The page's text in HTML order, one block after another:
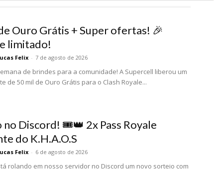
Ouro Grátis + Super ofertas! 🎉
limitado!
Felix - 7 de agosto de 2026
de brindes para a comunidade! A Supercell liberou um
de 50 mil de Ouro Grátis para o Clash Royale...
Discord! 🎟️👑 2x Pass Royale
do K.H.A.O.S
Felix - 6 de agosto de 2026
rolando em nosso servidor no Discord um novo sorteio com